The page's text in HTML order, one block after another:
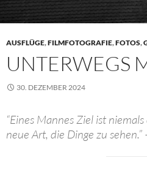
AUSFLÜGE,FILMFOTOGRAFIE,FOTOS,
UNTERWEGS
30. DEZEMBER 2024
“Eines Mannes Ziel ist
neue Art, die Dinge zu